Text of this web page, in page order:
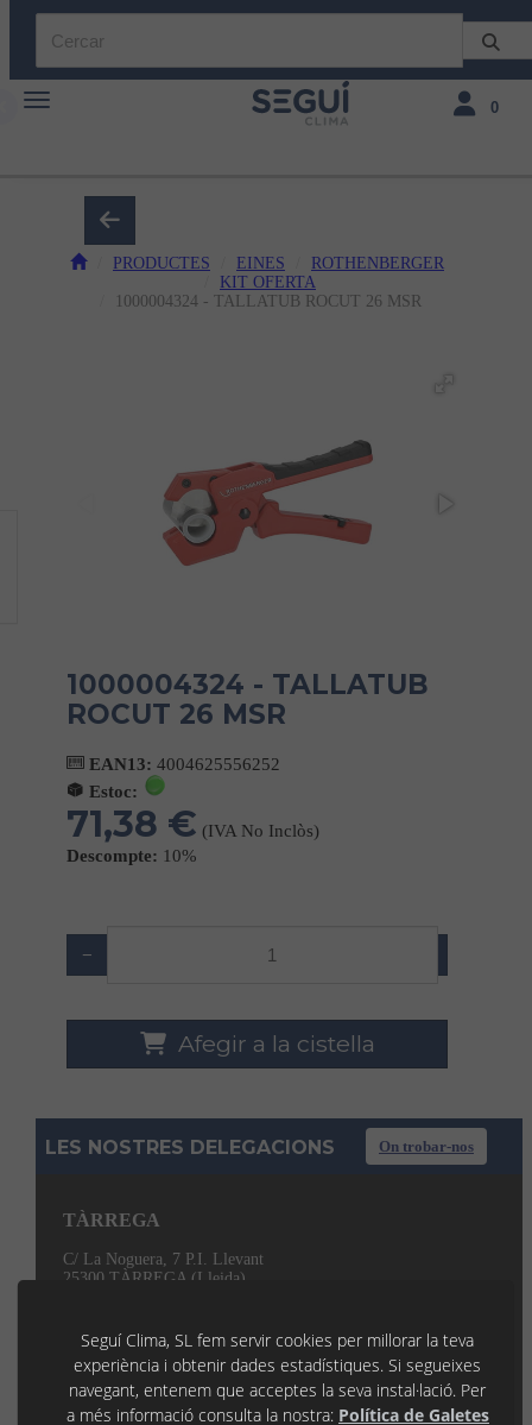
Toggle navigation Toggle
0
PRODUCTES EINES
ROTHENBERGER
KIT OFERTA
1000004324 - TALLATUB ROCUT 26 MSR
1000004324 - TALLATUB
ROCUT 26 MSR
EAN13: 4004625556252
Estoc:
71,38 € (IVA No Inclòs)
Descompte: 10%
−
Afegir a la cistella
LES NOSTRES DELEGACIONS On trobar-nos
TÀRREGA
C/ La Noguera, 7 P.I. Llevant
25300 TÀRREGA (Lleida)
De 07:30H a 19:00H
LLEIDA
P.I. Les Canals 1
Seguí Clima, SL fem servir cookies per millorar la teva
experiència i obtenir dades estadístiques. Si segueixes
navegant, entenem que acceptes la seva instal·lació. Per
a més informació consulta la nostra: Política de Galetes